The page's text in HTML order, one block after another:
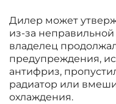
Дилер может
из-за
владелец
предупреждения,
антифриз,
радиатор или
охлаждения.